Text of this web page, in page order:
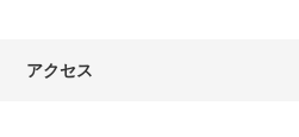
アクセス